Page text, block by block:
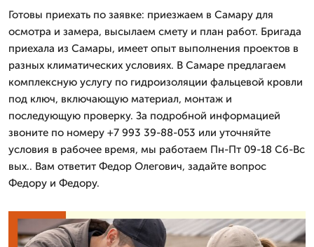
Готовы приехать по заявке: приезжаем в Самару для
осмотра и замера, высылаем смету и план работ. Бригада
приехала из Самары, имеет опыт выполнения проектов в
разных климатических условиях. В Самаре предлагаем
комплексную услугу по гидроизоляции фальцевой кровли
под ключ, включающую материал, монтаж и
последующую проверку. За подробной информацией
звоните по номеру +7 993 39-88-053 или уточняйте
условия в рабочее время, мы работаем Пн-Пт 09-18 Сб-Вс
вых.. Вам ответит Федор Олегович, задайте вопрос
Федору и Федору.